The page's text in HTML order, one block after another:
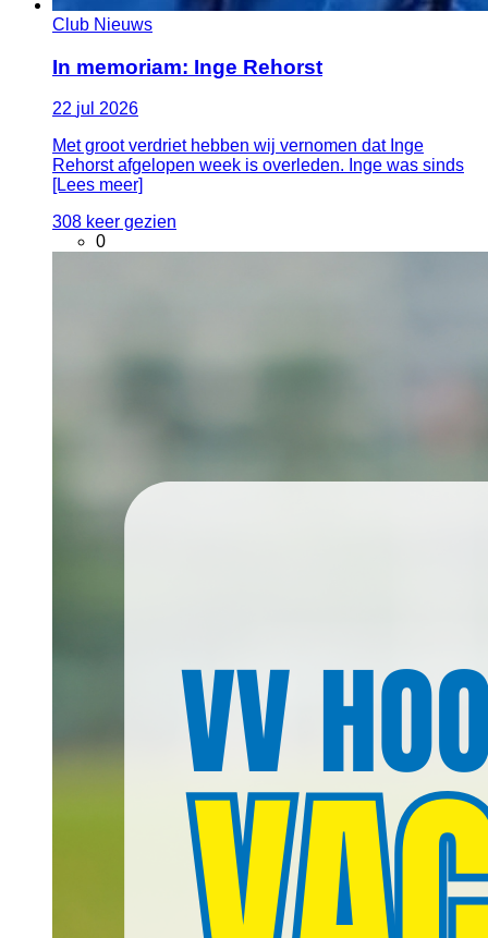
Club Nieuws
In memoriam: Inge Rehorst
22 jul 2026
Met groot verdriet hebben wij vernomen dat Inge
Rehorst afgelopen week is overleden. Inge was sinds
[Lees meer]
308 keer gezien
0